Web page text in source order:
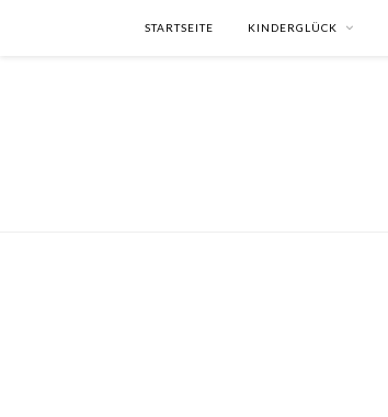
STARTSEITE KINDERGLÜCK